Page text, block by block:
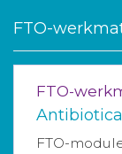
FTO-
FTO-
FTO-